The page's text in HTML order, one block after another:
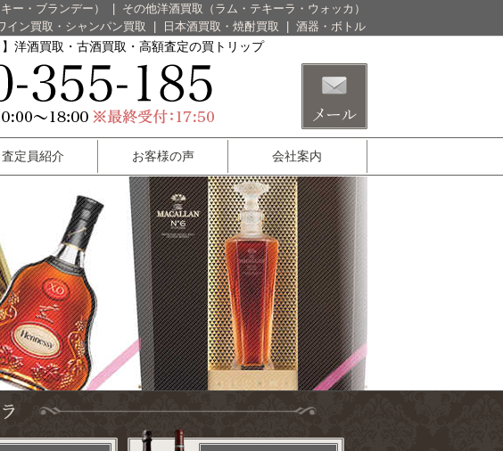
ー・ブランデー）
その他洋酒買取（ラム・テキーラ・ウォッカ）
イン買取・シャンパン買取
日本酒買取・焼酎買取 酒器・ボトル
】洋酒買取・古酒買取・高額査定の買トリップ
査定員紹介 お客様の声 会社案内